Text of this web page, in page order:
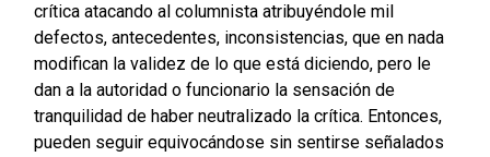
crítica atacando al columnista atribuyéndole mil
defectos, antecedentes, inconsistencias, que en nada
modifican la validez de lo que está diciendo, pero le
dan a la autoridad o funcionario la sensación de
tranquilidad de haber neutralizado la crítica. Entonces,
pueden seguir equivocándose sin sentirse señalados